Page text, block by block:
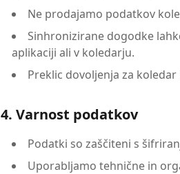
Ne prodajamo podatkov
Sinhronizirane dogodke
aplikaciji ali v koledarju.
Preklic dovoljenja za
4. Varnost podatkov
Podatki so zaščiteni s
Uporabljamo tehnične in